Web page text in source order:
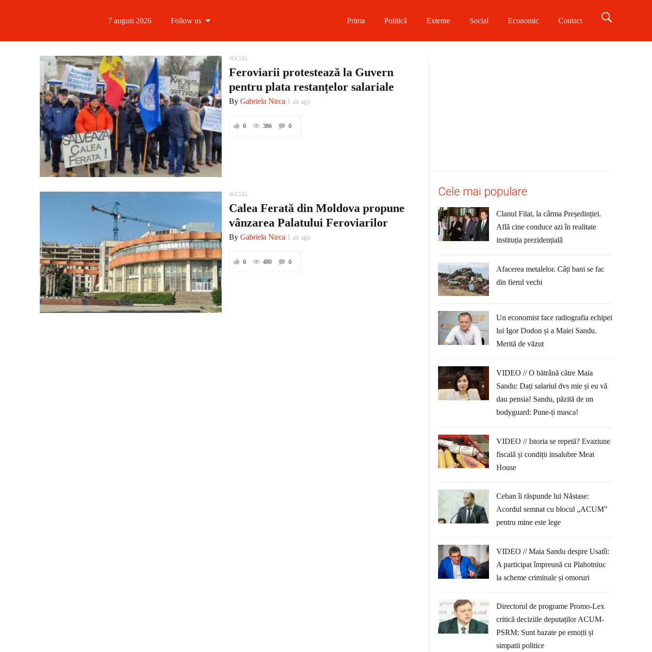
7 august 2026 Follow us
Follow us on Twitter
Follow us on Instagram
Follow us on Telegram
Prima Politică Externe Social Economic Contact
SOCIAL
Feroviarii protestează la Guvern
pentru plata restanțelor salariale
By Gabriela Nirca 1 an ago
0 386 0
SOCIAL
Calea Ferată din Moldova propune
vânzarea Palatului Feroviarilor
By Gabriela Nirca 1 an ago
0 480 0
Cele mai populare
Clanul Filat, la cârma Președinției.
Află cine conduce azi în realitate
instituția prezidențială
Afacerea metalelor. Câți bani se fac
din fierul vechi
Un economist face radiografia echipei
lui Igor Dodon și a Maiei Sandu.
Merită de văzut
VIDEO // O bătrână către Maia
Sandu: Dați salariul dvs mie și eu vă
dau pensia! Sandu, păzită de un
bodyguard: Pune-ți masca!
VIDEO // Istoria se repetă? Evaziune
fiscală și condiții insalubre Meat
House
Ceban îi răspunde lui Năstase:
Acordul semnat cu blocul „ACUM”
pentru mine este lege
VIDEO // Maia Sandu despre Usatîi:
A participat împreună cu Plahotniuc
la scheme criminale și omoruri
Directorul de programe Promo-Lex
critică deciziile deputaților ACUM-
PSRM: Sunt bazate pe emoții și
simpatii politice